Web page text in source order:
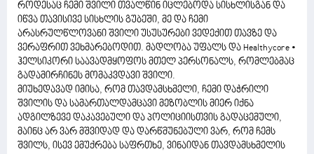
როდესაც ჩემი შვილი თვალწინ იცლებოდა სისხლისგან და
იწვა თავისივე სისხლის გუბეში, მე და ჩემი
არასრულწლოვანი შვილი უსუსურები ვედექით თავზე და
ვერაფრით ვეხმარებოდით. მადლობა უფალს და Healthycore •
ჰელსიკორი საავადმყოფოს მთელ პერსონალს, რომლებმაც
გადამირჩინეს მომაკვდავი შვილი.
მიუხედავად იმისა, რომ თავდამსხმელი, ჩემი დაჭრილი
შვილის და სამართალდამცავი მეზობლის მიერ იქნა
ადგილზევე დაკავებული და პოლიციისთვის გადაცემული,
მაინც არ ვარ მშვიდად და დარწმუნებული ვარ, რომ ჩემს
შვილს, ისევ ემუქრება საფრთხე, ვინაიდან თავდამსხმელის